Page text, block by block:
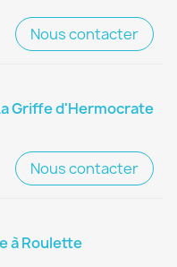
Nous contacter
Griffe d'Hermocrate
Nous contacter
à Roulette